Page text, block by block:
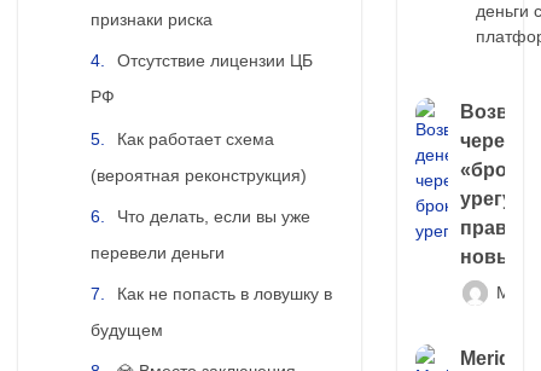
признаки риска
Отсутствие лицензии ЦБ
РФ
Как работает схема
(вероятная реконструкция)
Что делать, если вы уже
перевели деньги
Как не попасть в ловушку в
будущем
деньги с
через
правда
новый